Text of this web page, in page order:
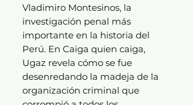
Vladimiro Montesinos, la
investigación penal más
importante en la historia del
Perú. En Caiga quien caiga,
Ugaz revela cómo se fue
desenredando la madeja de la
organización criminal que